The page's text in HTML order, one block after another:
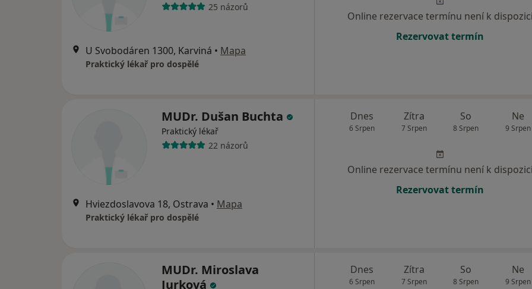
25 názorů
U Svobodáren 1300, Karviná • Mapa
Praktický lékař pro dospělé
Online rezervace termínu není k dispozici
Rezervovat termín
MUDr. Dušan Buchta
Praktický lékař
22 názorů
Hviezdoslavova 18, Ostrava • Mapa
Praktický lékař pro dospělé
Dnes
6 Srpen
Zítra
7 Srpen
So
8 Srpen
Ne
9 Srpen
Online rezervace termínu není k dispozici
Rezervovat termín
MUDr. Miroslava
Jurková
Dnes
6 Srpen
Zítra
7 Srpen
So
8 Srpen
Ne
9 Srpen